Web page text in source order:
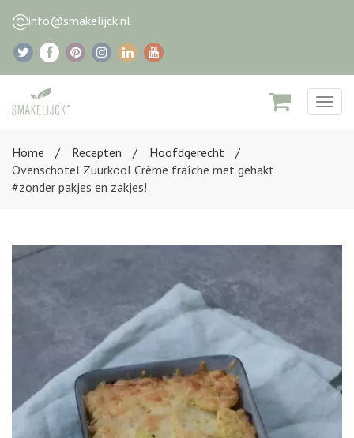
info@smakelijck.nl
Home
Recepten
Hoofdgerecht
Ovenschotel Zuurkool Crème fraîche met gehakt
#zonder pakjes en zakjes!